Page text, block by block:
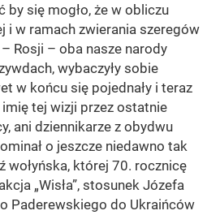
by się mogło, że w obliczu
i w ramach zwierania szeregów
Rosji – oba nasze narody
wybaczyły sobie
w końcu się pojednały i teraz
imię tej wizji przez ostatnie
ani dziennikarze z obydwu
o jeszcze niedawno tak
wołyńska, której 70. rocznicę
„Wisła”, stosunek Józefa
Paderewskiego do Ukraińców